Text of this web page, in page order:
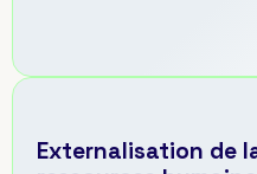
Externalisation de